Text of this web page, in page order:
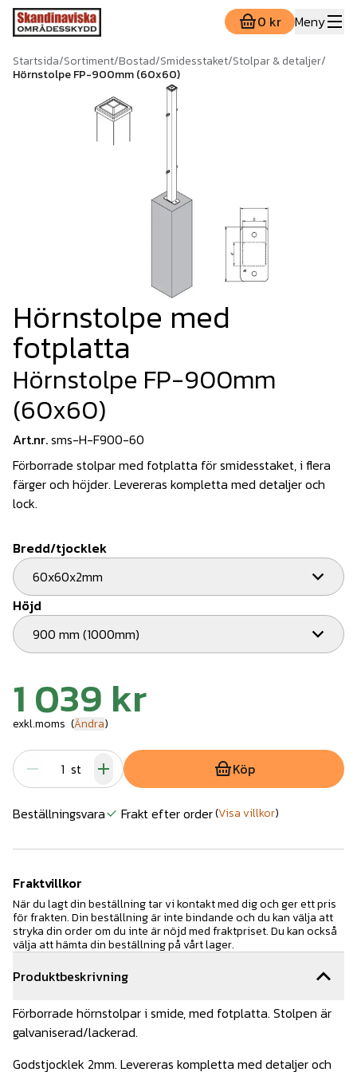
0 kr Meny
Startsida/Sortiment/Bostad/Smidesstaket/Stolpar & detaljer/
Hörnstolpe FP-900mm (60x60)
Produktbeskrivning
Förborrade hörnstolpar i smide, med fotplatta. Stolpen är
galvaniserad/lackerad.
Godstjocklek 2mm. Levereras kompletta med detaljer och
Hörnstolpe med
fotplatta
Hörnstolpe FP-900mm
(60x60)
Art.nr.sms-H-F900-60
Förborrade stolpar med fotplatta för smidesstaket, i flera
färger och höjder. Levereras kompletta med detaljer och
lock.
Bredd/tjocklek
60x60x2mm
Höjd
900 mm (1000mm)
1 039 kr
exkl.moms (Ändra)
st Köp
Beställningsvara Frakt efter order(Visa villkor)
Fraktvillkor
När du lagt din beställning tar vi kontakt med dig och ger ett pris
för frakten. Din beställning är inte bindande och du kan välja att
stryka din order om du inte är nöjd med fraktpriset. Du kan också
välja att hämta din beställning på vårt lager.